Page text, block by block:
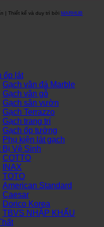
| Thiết kế và duy trì bởi MARHUB
ốp lát
Gạch vân đá Marble
Gạch vân gỗ
Gạch sân vườn
Gạch Terrazzo
Gạch trang trí
Gạch ốp tường
Phụ kiện lát gạch
Bị Vệ Sinh
COTTO
INAX
TOTO
American Standard
Caesar
Dorico Korea
TBVS NHẬP KHẨU